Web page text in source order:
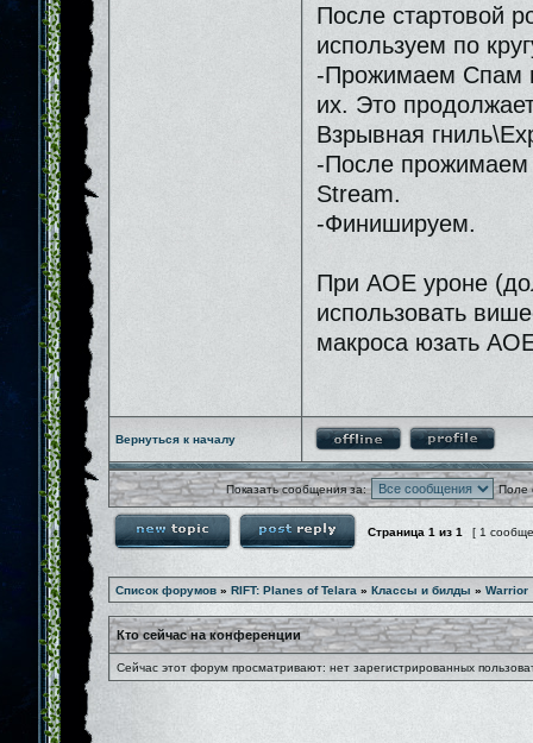
После стартовой
используем по
-Прожимаем Спам
их. Это
Взрывная
-После прожимаем
Stream.
-Финишируем.
При АОЕ уроне
использовать
макроса юзать
Вернуться к началу
Показать сообщения за: Поле
Страница 1 из 1 [ 1
Список форумов » RIFT: Planes of Telara » Классы и билды » Warrior
Кто сейчас на конференции
Сейчас этот форум просматривают: нет зарегистрированных